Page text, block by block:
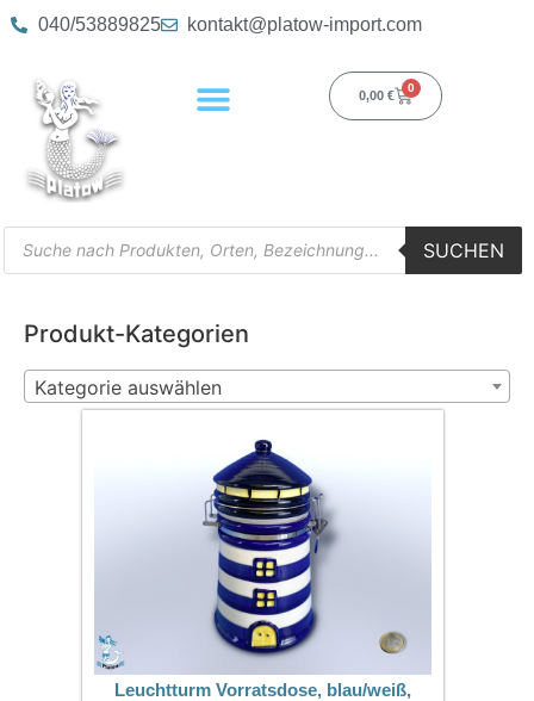
040/53889825 kontakt@platow-import.com
0,00 €
0
SUCHEN
Produkt-Kategorien
Kategorie auswählen
Leuchtturm Vorratsdose, blau/weiß,